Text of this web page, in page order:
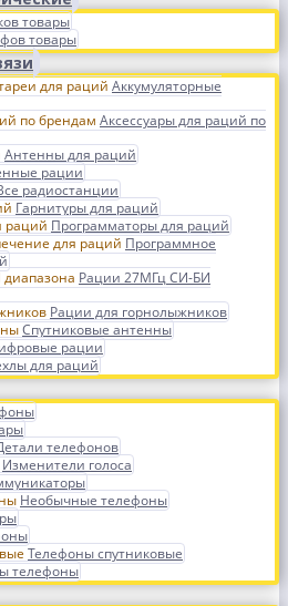
товары
товары
Аккумуляторные
Аксессуары для раций по
Антенны для раций
рации
радиостанции
Гарнитуры для раций
Программаторы для раций
Программное
Рации 27МГц СИ-БИ
Рации для горнолыжников
Спутниковые антенны
рации
для раций
телефонов
Изменители голоса
Необычные телефоны
Телефоны спутниковые
телефоны